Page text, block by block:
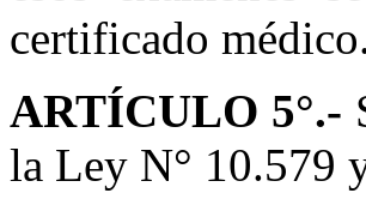
certificado
ARTÍCULO 5°.-
la Ley N° 10.579